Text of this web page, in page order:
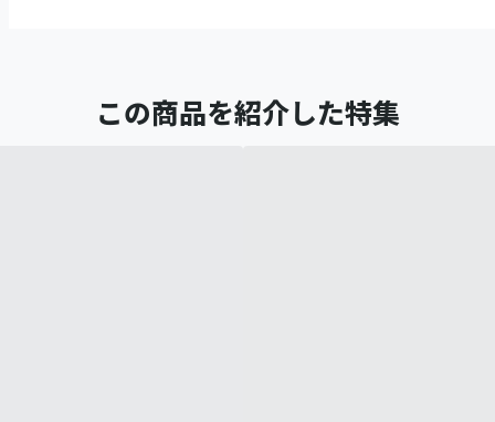
この商品を紹介した特集